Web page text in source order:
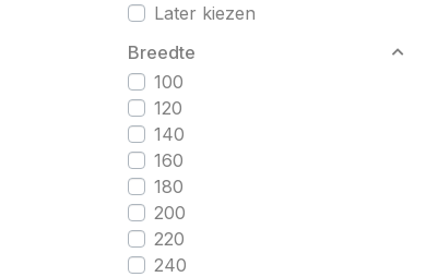
Later kiezen
Breedte
100
120
140
160
180
200
220
240